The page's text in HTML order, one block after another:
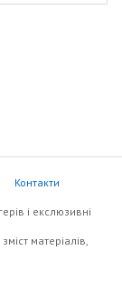
Контакти
i екслюзивнi
матеріалів,